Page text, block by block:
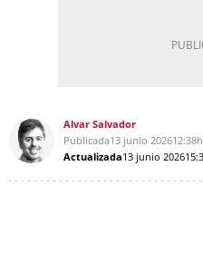
Alvar Salvador
Publicada13 junio 202612:38h
Actualizada13 junio 2026